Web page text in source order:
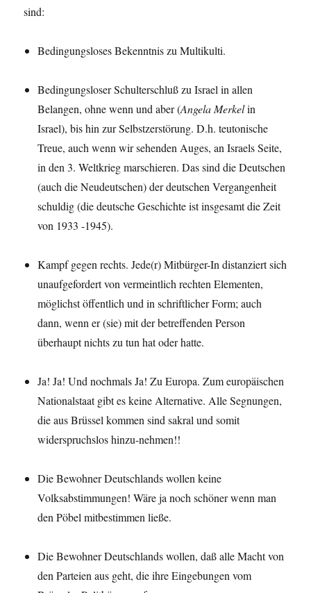
sind:
Bedingungsloses Bekenntnis zu Multikulti.
Bedingungsloser Schulterschluß zu Israel in allen
Belangen, ohne wenn und aber (Angela Merkelin
Israel), bis hin zur Selbstzerstörung. D.h. teutonische
Treue, auch wenn wir sehenden Auges, an Israels Seite,
in den 3. Weltkrieg marschieren. Das sind die Deutschen
(auch die Neudeutschen) der deutschen Vergangenheit
schuldig (die deutsche Geschichte ist insgesamt die Zeit
von 1933 -1945).
Kampf gegen rechts. Jede(r) Mitbürger-In distanziert sich
unaufgefordert von vermeintlich rechten Elementen,
möglichst öffentlich und in schriftlicher Form; auch
dann, wenn er (sie) mit der betreffenden Person
überhaupt nichts zu tun hat oder hatte.
Ja! Ja! Und nochmals Ja! Zu Europa. Zum europäischen
Nationalstaat gibt es keine Alternative. Alle Segnungen,
die aus Brüssel kommen sind sakral und somit
widerspruchslos hinzu-nehmen!!
Die Bewohner Deutschlands wollen keine
Volksabstimmungen! Wäre ja noch schöner wenn man
den Pöbel mitbestimmen ließe.
Die Bewohner Deutschlands wollen, daß alle Macht von
den Parteien aus geht, die ihre Eingebungen vom